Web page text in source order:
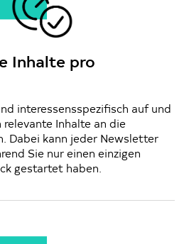
Inhalte pro
interessensspezifisch auf und
Inhalte an die
Dabei kann jeder Newsletter
Sie nur einen einzigen
gestartet haben.